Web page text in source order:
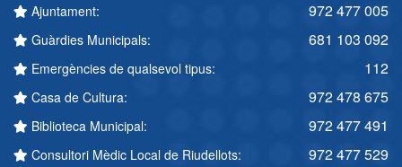
Ajuntament: 972 477 005
Guàrdies Municipals: 681 103 092
Emergències de qualsevol tipus: 112
Casa de Cultura: 972 478 675
Biblioteca Municipal: 972 477 491
Consultori Mèdic Local de Riudellots: 972 477 529